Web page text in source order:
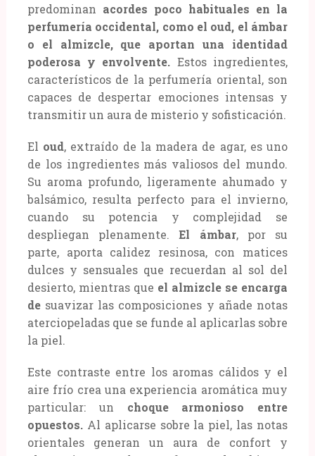
predominan acordes poco habituales en la
perfumería occidental, como el oud, el ámbar
o el almizcle, que aportan una identidad
poderosa y envolvente. Estos ingredientes,
característicos de la perfumería oriental, son
capaces de despertar emociones intensas y
transmitir un aura de misterio y sofisticación.
El oud, extraído de la madera de agar, es uno
de los ingredientes más valiosos del mundo.
Su aroma profundo, ligeramente ahumado y
balsámico, resulta perfecto para el invierno,
cuando su potencia y complejidad se
despliegan plenamente.El ámbar, por su
parte, aporta calidez resinosa, con matices
dulces y sensuales que recuerdan al sol del
desierto, mientras que el almizcle se encarga
desuavizar las composiciones y añade notas
aterciopeladas que se funde al aplicarlas sobre
la piel.
Este contraste entre los aromas cálidos y el
aire frío crea una experiencia aromática muy
particular: un choque armonioso entre
opuestos. Al aplicarse sobre la piel, las notas
orientales generan un aura de confort y